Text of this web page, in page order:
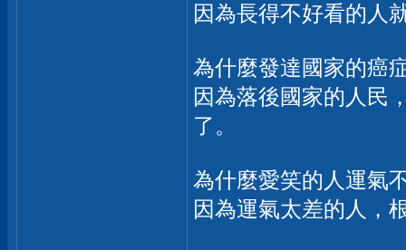
因為長得不好看的人
為什麼發達國家的癌
因為落後國家的人民
了。
為什麼愛笑的人運氣
因為運氣太差的人，